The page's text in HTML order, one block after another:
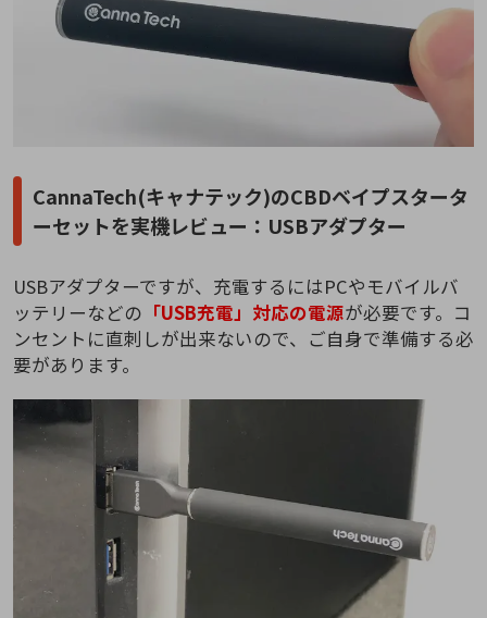
CannaTech(キャナテック)のCBDベイプスタータ
ーセットを実機レビュー：USBアダプター
USBアダプターですが、充電するにはPCやモバイルバ
ッテリーなどの 「USB充電」対応の電源が必要です。コ
ンセントに直刺しが出来ないので、ご自身で準備する必
要があります。